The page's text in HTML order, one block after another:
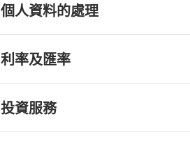
個人資料的處理
利率及匯率
投資服務